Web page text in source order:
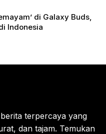
di Galaxy Buds,
Indonesia
terpercaya yang
dan tajam. Temukan